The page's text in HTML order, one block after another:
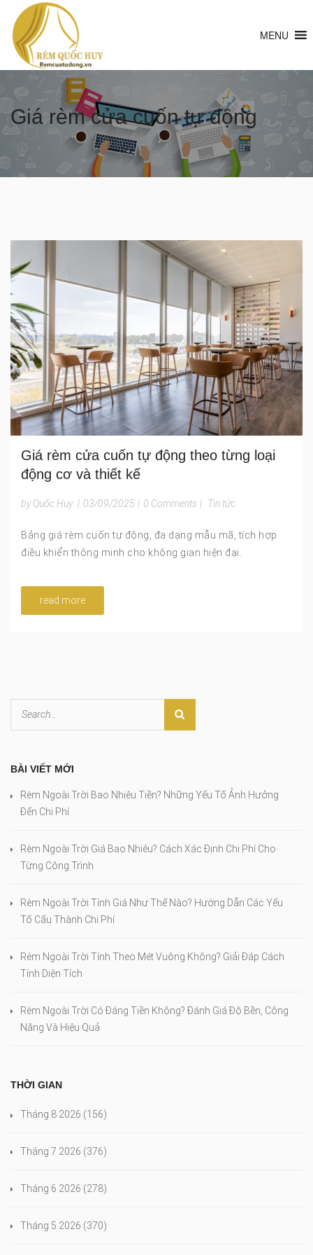
MENU
Giá rèm cửa cuốn tự động
Giá rèm cửa cuốn tự động theo từng loại
động cơ và thiết kế
by Quốc Huy | 03/09/2025 | 0 Comments | Tin tức
Bảng giá rèm cuốn tự động, đa dạng mẫu mã, tích hợp
điều khiển thông minh cho không gian hiện đại.
read more
BÀI VIẾT MỚI
Rèm Ngoài Trời Bao Nhiêu Tiền? Những Yếu Tố Ảnh Hưởng
Đến Chi Phí
Rèm Ngoài Trời Giá Bao Nhiêu? Cách Xác Định Chi Phí Cho
Từng Công Trình
Rèm Ngoài Trời Tính Giá Như Thế Nào? Hướng Dẫn Các Yếu
Tố Cấu Thành Chi Phí
Rèm Ngoài Trời Tính Theo Mét Vuông Không? Giải Đáp Cách
Tính Diện Tích
Rèm Ngoài Trời Có Đáng Tiền Không? Đánh Giá Độ Bền, Công
Năng Và Hiệu Quả
THỜI GIAN
Tháng 8 2026 (156)
Tháng 7 2026 (376)
Tháng 6 2026 (278)
Tháng 5 2026 (370)